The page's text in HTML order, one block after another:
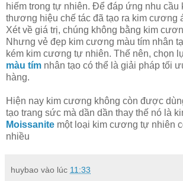
hiếm trong tự nhiên. Để đáp ứng nhu cầu
thương hiệu chế tác đã tạo ra kim cương
Xét về giá trị, chúng không bằng kim
Nhưng vẻ đẹp kim cương màu tím nhân
kém kim cương tự nhiên. Thế nên, chọn
màu tím nhân tạo có thể là giải pháp tối
hàng.
Hiện nay kim cương không còn được
tạo trang sức mà dần dần thay thế nó là
Moissanite một loại kim cương tự nhiên
nhiều
huybao vào lúc 11:33